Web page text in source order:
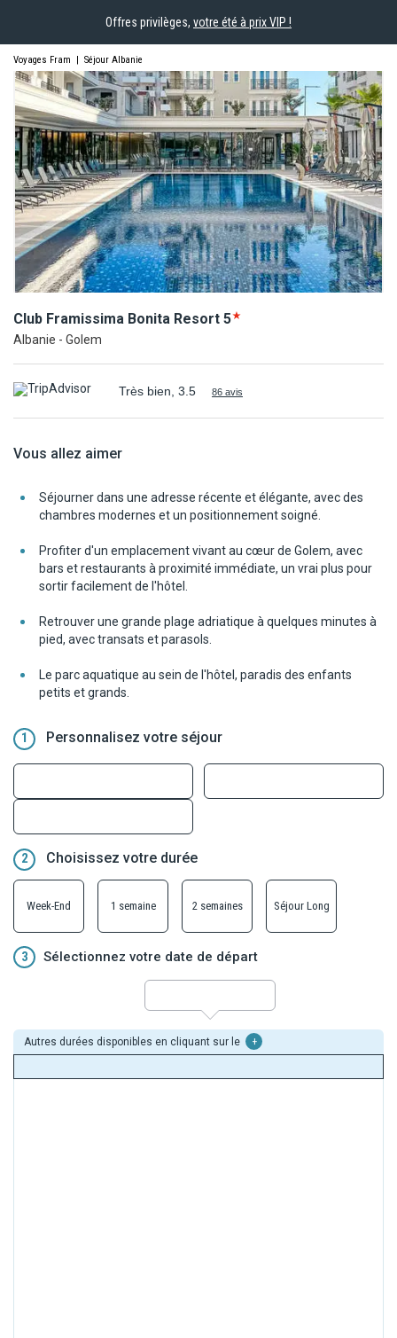
Offres privilèges, votre été à prix VIP !
Voyages Fram | Séjour Albanie
Club Framissima Bonita Resort 5
Albanie - Golem
Très bien, 3.5 86 avis
Vous allez aimer
Séjourner dans une adresse récente et élégante, avec des
chambres modernes et un positionnement soigné.
Profiter d'un emplacement vivant au cœur de Golem, avec
bars et restaurants à proximité immédiate, un vrai plus pour
sortir facilement de l'hôtel.
Retrouver une grande plage adriatique à quelques minutes à
pied, avec transats et parasols.
Le parc aquatique au sein de l'hôtel, paradis des enfants
petits et grands.
1 Personnalisez votre séjour
2 Choisissez votre durée
Week-End 1 semaine 2 semaines Séjour Long
3 Sélectionnez votre date de départ
Autres durées disponibles en cliquant sur le +